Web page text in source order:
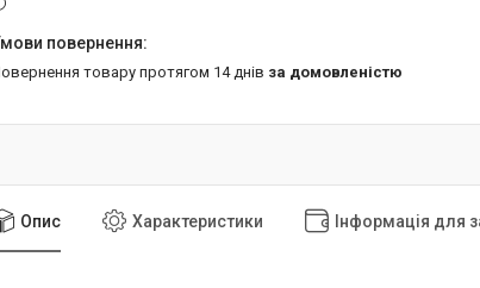
повернення товару протягом 14 днів за домовленістю
Опис Характеристики Інформація для